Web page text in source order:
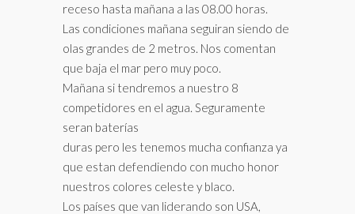
receso hasta mañana a las 08.00 horas.
Las condiciones mañana seguiran siendo de
olas grandes de 2 metros. Nos comentan
que baja el mar pero muy poco.
Mañana si tendremos a nuestro 8
competidores en el agua. Seguramente
seran baterías
duras pero les tenemos mucha confianza ya
que estan defendiendo con mucho honor
nuestros colores celeste y blaco.
Los países que van liderando son USA,